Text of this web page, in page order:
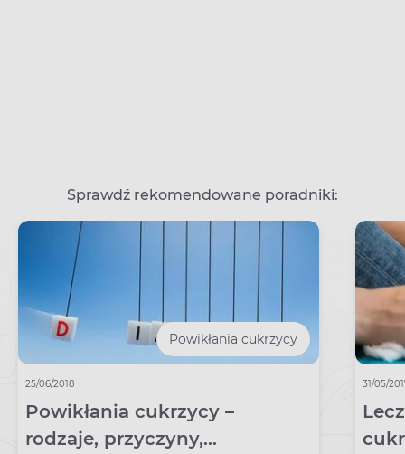
Sprawdź rekomendowane poradniki:
Powikłania cukrzycy
25/06/2018
Powikłania cukrzycy –
rodzaje, przyczyny,
31/05/